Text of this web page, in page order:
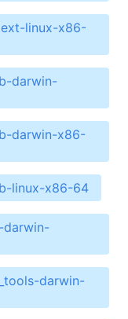
linux-x86-
darwin-
darwin-x86-
linux-x86-64
darwin-
darwin-